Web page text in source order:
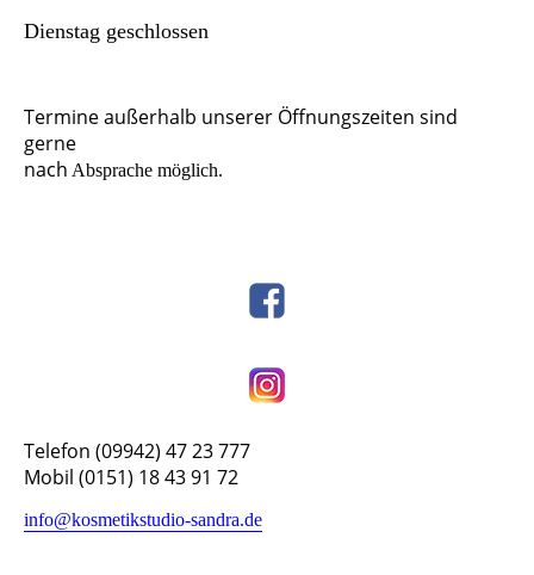
Dienstag geschlossen
Termine außerhalb unserer Öffnungszeiten sind
gerne
nach Absprache möglich.
Telefon (09942) 47 23 777
Mobil (0151) 18 43 91 72
info@kosmetikstudio-sandra.de